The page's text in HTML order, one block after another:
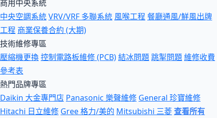
商用中央系統
中央空調系統VRV/VRF 多聯系統 風喉工程 餐廳通風/鮮風出牌
工程 商業保養合約 (大期)
技術維修專區
壓縮機更換控制電路板維修 (PCB)結冰問題跳掣問題維修收費
參考表
熱門品牌專區
Daikin 大金專門店 Panasonic 樂聲維修 General 珍寶維修
Hitachi 日立維修 Gree 格力/美的 Mitsubishi 三菱查看所有